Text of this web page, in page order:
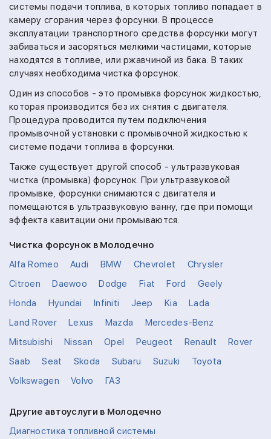
системы подачи топлива, в которых топливо попадает в
камеру сгорания через форсунки. В процессе
эксплуатации транспортного средства форсунки могут
забиваться и засоряться мелкими частицами, которые
находятся в топливе, или ржавчиной из бака. В таких
случаях необходима чистка форсунок.
Один из способов - это промывка форсунок жидкостью,
которая производится без их снятия с двигателя.
Процедура проводится путем подключения
промывочной установки с промывочной жидкостью к
системе подачи топлива в форсунки.
Также существует другой способ - ультразвуковая
чистка (промывка) форсунок. При ультразвуковой
промывке, форсунки снимаются с двигателя и
помещаются в ультразвуковую ванну, где при помощи
эффекта кавитации они промываются.
Чистка форсунок в Молодечно
Alfa Romeo
Audi BMW Chevrolet
Chrysler
Citroen
Daewoo Dodge Fiat Ford
Geely
Honda
Hyundai Infiniti Jeep Kia
Lada
Land Rover
Lexus Mazda
Mercedes-Benz
Mitsubishi
Nissan Opel Peugeot Renault
Rover
Saab
Seat Skoda Subaru Suzuki
Toyota
Volkswagen
Volvo ГАЗ
Другие автоуслуги в Молодечно
Диагностика топливной системы